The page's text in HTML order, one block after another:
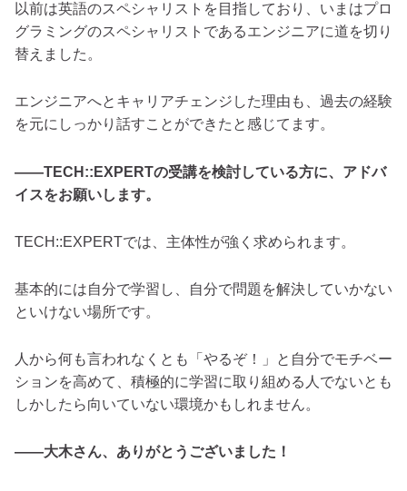
以前は英語のスペシャリストを目指しており、いまはプロ
グラミングのスペシャリストであるエンジニアに道を切り
替えました。
エンジニアへとキャリアチェンジした理由も、過去の経験
を元にしっかり話すことができたと感じてます。
――TECH::EXPERTの受講を検討している方に、アドバ
イスをお願いします。
TECH::EXPERTでは、主体性が強く求められます。
基本的には自分で学習し、自分で問題を解決していかない
といけない場所です。
人から何も言われなくとも「やるぞ！」と自分でモチベー
ションを高めて、積極的に学習に取り組める人でないとも
しかしたら向いていない環境かもしれません。
――大木さん、ありがとうございました！